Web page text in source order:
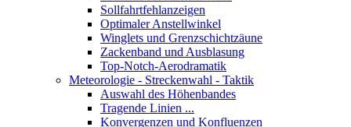
Sollfahrtfehlanzeigen
Optimaler Anstellwinkel
Winglets und Grenzschichtzäune
Zackenband und Ausblasung
Top-Notch-Aerodramatik
Meteorologie - Streckenwahl - Taktik
Auswahl des Höhenbandes
Tragende Linien ...
Konvergenzen und Konfluenzen